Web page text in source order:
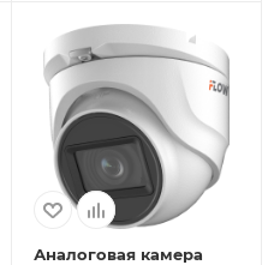
Аналоговая камера